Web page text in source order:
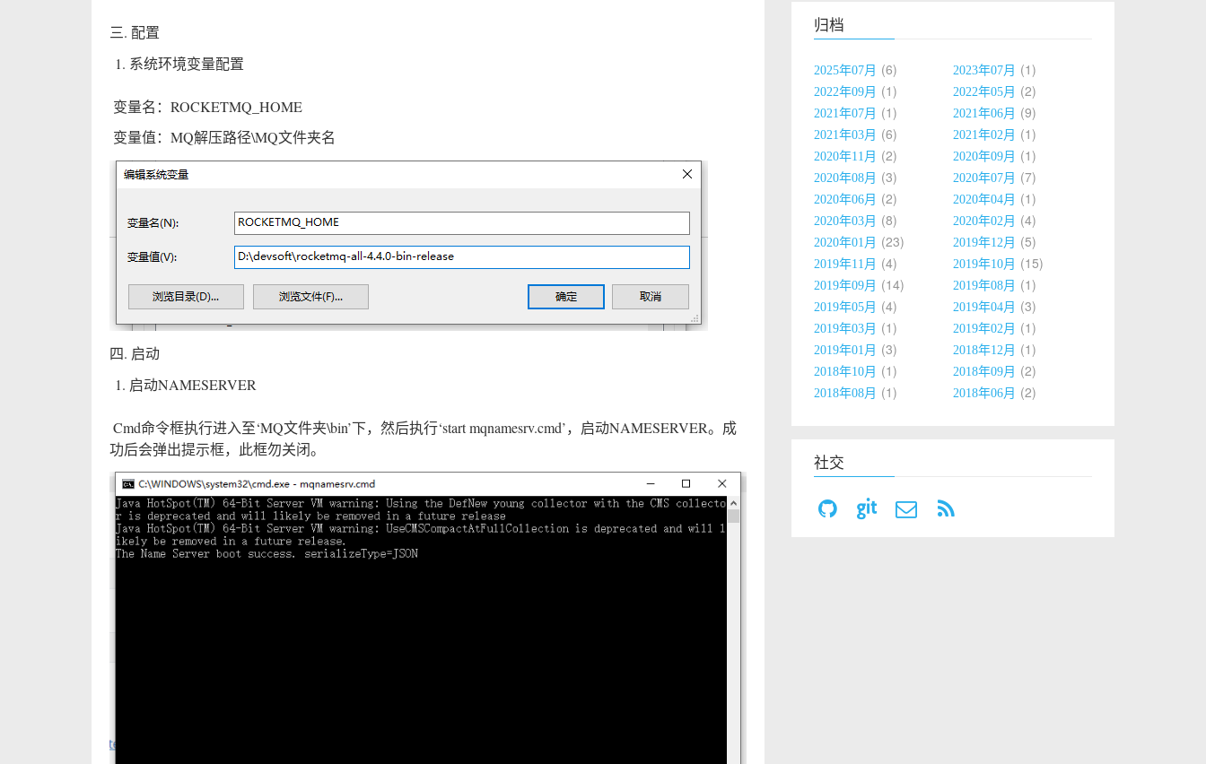
三. 配置
系统环境变量配置
​ 变量名：ROCKETMQ_HOME
​ 变量值：MQ解压路径\MQ文件夹名
四. 启动
启动NAMESERVER
​ Cmd命令框执行进入至‘MQ文件夹\bin’下，然后执行‘start mqnamesrv.cmd’，启动NAMESERVER。成
功后会弹出提示框，此框勿关闭。
归档
2025年07月 6 2023年07月 1
2022年09月 1 2022年05月 2
2021年07月 1 2021年06月 9
2021年03月 6 2021年02月 1
2020年11月 2 2020年09月 1
2020年08月 3 2020年07月 7
2020年06月 2 2020年04月 1
2020年03月 8 2020年02月 4
2020年01月 23 2019年12月 5
2019年11月 4 2019年10月 15
2019年09月 14 2019年08月 1
2019年05月 4 2019年04月 3
2019年03月 1 2019年02月 1
2019年01月 3 2018年12月 1
2018年10月 1 2018年09月 2
2018年08月 1 2018年06月 2
社交